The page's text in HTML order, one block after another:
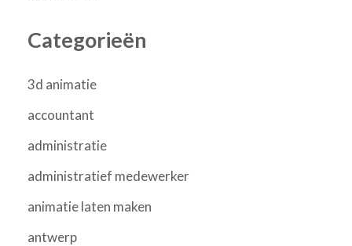
Categorieën
3d animatie
accountant
administratie
administratief medewerker
animatie laten maken
antwerp